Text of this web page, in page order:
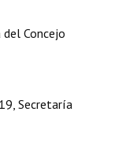
Concejo
Secretaría